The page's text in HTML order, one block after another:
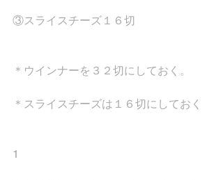
③スライスチーズ１６切
＊ウインナーを３２切にしておく。
＊スライスチーズは１６切にしておく
1